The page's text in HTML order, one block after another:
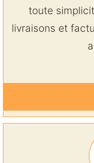
toute
livraisons et